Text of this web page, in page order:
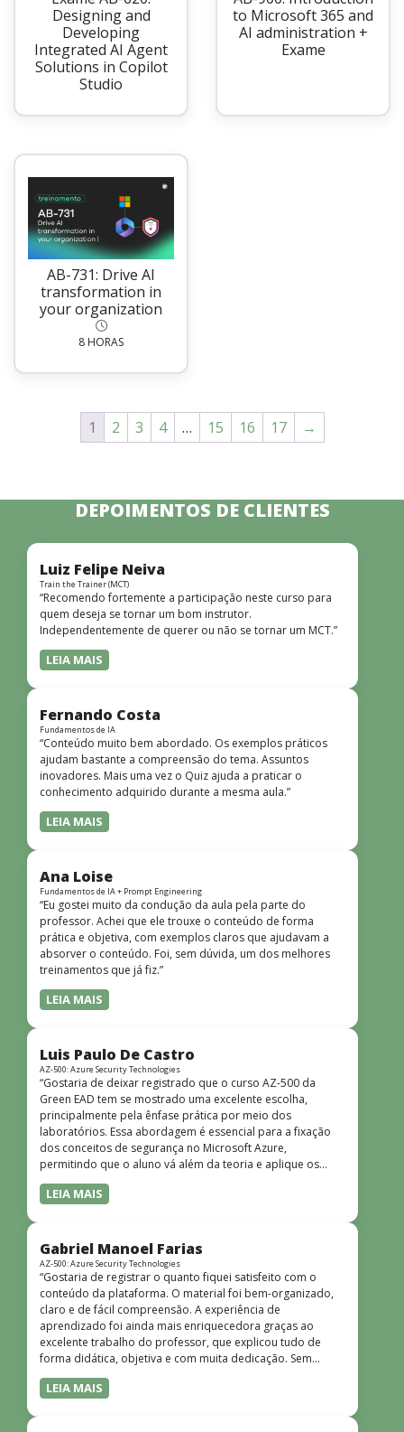
Designing and
Developing
Integrated AI Agent
Solutions in Copilot
Studio
to Microsoft 365 and
AI administration +
Exame
AB-731: Drive AI
transformation in
your organization
8 HORAS
1 2 3 4 … 15 16 17 →
DEPOIMENTOS DE CLIENTES
Luiz Felipe Neiva
Train the Trainer (MCT)
“Recomendo fortemente a participação neste curso para
quem deseja se tornar um bom instrutor.
Independentemente de querer ou não se tornar um MCT.”
LEIA MAIS
Fernando Costa
Fundamentos de IA
“Conteúdo muito bem abordado. Os exemplos práticos
ajudam bastante a compreensão do tema. Assuntos
inovadores. Mais uma vez o Quiz ajuda a praticar o
conhecimento adquirido durante a mesma aula.”
LEIA MAIS
Ana Loise
Fundamentos de IA + Prompt Engineering
“Eu gostei muito da condução da aula pela parte do
professor. Achei que ele trouxe o conteúdo de forma
prática e objetiva, com exemplos claros que ajudavam a
absorver o conteúdo. Foi, sem dúvida, um dos melhores
treinamentos que já fiz.”
LEIA MAIS
Luis Paulo De Castro
AZ-500: Azure Security Technologies
“Gostaria de deixar registrado que o curso AZ-500 da
Green EAD tem se mostrado uma excelente escolha,
principalmente pela ênfase prática por meio dos
laboratórios. Essa abordagem é essencial para a fixação
dos conceitos de segurança no Microsoft Azure,
permitindo que o aluno vá além da teoria e aplique os
conhecimentos em cenários reais e simulados. Outro
ponto muito positivo é a didática do curso. O conteúdo é
quem não tem uma bagagem técnica muito avançada.”
LEIA MAIS
Gabriel Manoel Farias
AZ-500: Azure Security Technologies
“Gostaria de registrar o quanto fiquei satisfeito com o
conteúdo da plataforma. O material foi bem-organizado,
claro e de fácil compreensão. A experiência de
aprendizado foi ainda mais enriquecedora graças ao
excelente trabalho do professor, que explicou tudo de
forma didática, objetiva e com muita dedicação. Sem
dúvida, foi uma jornada de muito aprendizado!”
LEIA MAIS